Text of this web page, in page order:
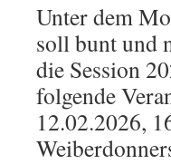
Unter dem
soll bunt und
die Session
folgende
12.02.2026,